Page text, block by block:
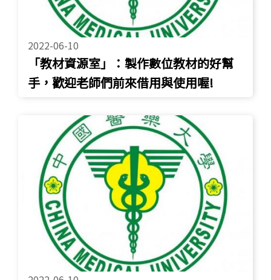
2022-06-10
「教材資源室」：製作數位教材的好幫
手，歡迎老師們前來借用與使用喔!